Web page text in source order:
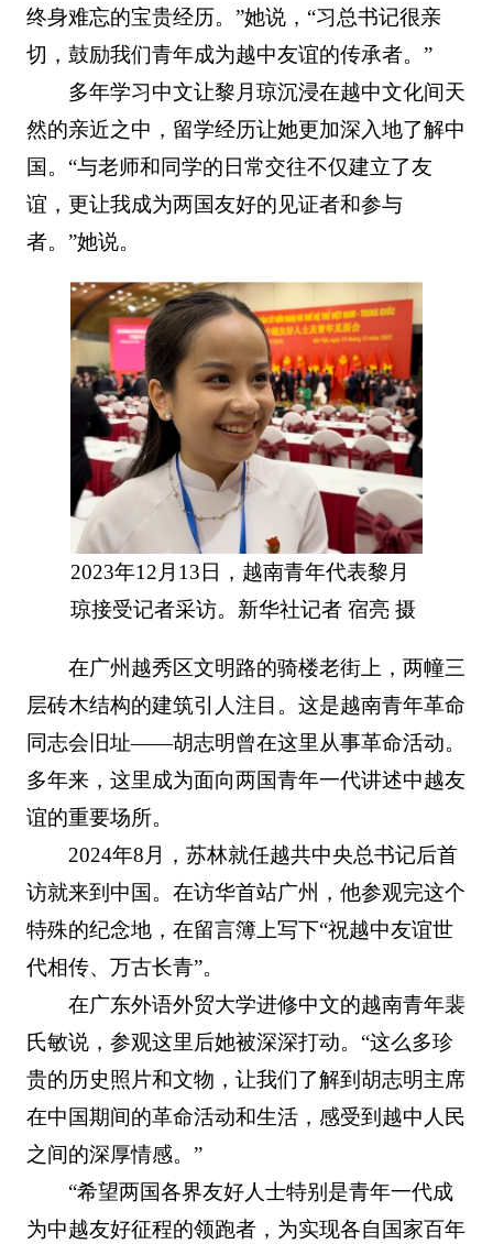
终身难忘的宝贵经历。”她说，“习总书记很亲
切，鼓励我们青年成为越中友谊的传承者。”
多年学习中文让黎月琼沉浸在越中文化间天
然的亲近之中，留学经历让她更加深入地了解中
国。“与老师和同学的日常交往不仅建立了友
谊，更让我成为两国友好的见证者和参与
者。”她说。
2023年12月13日，越南青年代表黎月
琼接受记者采访。新华社记者 宿亮 摄
在广州越秀区文明路的骑楼老街上，两幢三
层砖木结构的建筑引人注目。这是越南青年革命
同志会旧址——胡志明曾在这里从事革命活动。
多年来，这里成为面向两国青年一代讲述中越友
谊的重要场所。
2024年8月，苏林就任越共中央总书记后首
访就来到中国。在访华首站广州，他参观完这个
特殊的纪念地，在留言簿上写下“祝越中友谊世
代相传、万古长青”。
在广东外语外贸大学进修中文的越南青年裴
氏敏说，参观这里后她被深深打动。“这么多珍
贵的历史照片和文物，让我们了解到胡志明主席
在中国期间的革命活动和生活，感受到越中人民
之间的深厚情感。”
“希望两国各界友好人士特别是青年一代成
为中越友好征程的领跑者，为实现各自国家百年